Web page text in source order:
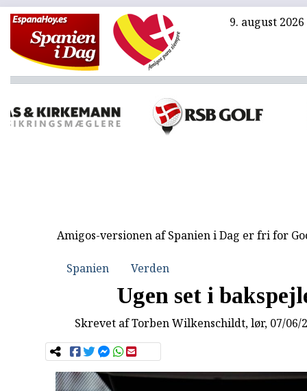
9. august 2026
Amigos-versionen af Spanien i Dag er fri for
Spanien Verden
Ugen set i
Skrevet afTorben Wilkenschildt, lør, 07/06/